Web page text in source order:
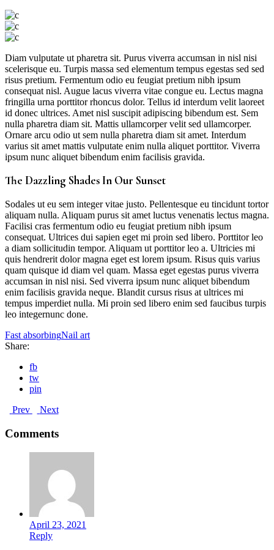
Diam vulputate ut pharetra sit. Purus viverra accumsan in nisl nisi
scelerisque eu. Turpis massa sed elementum tempus egestas sed sed
risus pretium. Fermentum odio eu feugiat pretium nibh ipsum
consequat nisl. Augue lacus viverra vitae congue eu. Lectus magna
fringilla urna porttitor rhoncus dolor. Tellus id interdum velit laoreet
id donec ultrices. Amet nisl suscipit adipiscing bibendum est. Sem
nulla pharetra diam sit. Mattis ullamcorper velit sed ullamcorper.
Ornare arcu odio ut sem nulla pharetra diam sit amet. Interdum
varius sit amet mattis vulputate enim nulla aliquet porttitor. Viverra
ipsum nunc aliquet bibendum enim facilisis gravida.
The Dazzling Shades In Our Sunset
Sodales ut eu sem integer vitae justo. Pellentesque eu tincidunt tortor
aliquam nulla. Aliquam purus sit amet luctus venenatis lectus magna.
Facilisi cras fermentum odio eu feugiat pretium nibh ipsum
consequat. Ultrices dui sapien eget mi proin sed libero. Porttitor leo
a diam sollicitudin tempor. Aliquam ut porttitor leo a. Ultricies mi
quis hendrerit dolor magna eget est lorem ipsum. Risus quis varius
quam quisque id diam vel quam. Massa eget egestas purus viverra
accumsan in nisl nisi. Sed viverra ipsum nunc aliquet bibendum
enim facilisis gravida neque. Blandit cursus risus at ultrices mi
tempus imperdiet nulla. Mi proin sed libero enim sed faucibus turpis
leo integernunc done.
Fast absorbingNail art
Share:
fb
tw
pin
Prev
Next
Comments
April 23, 2021
Reply